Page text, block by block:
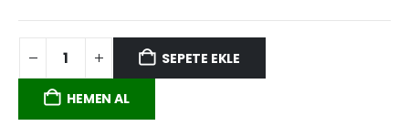
SEPETE EKLE
HEMEN AL